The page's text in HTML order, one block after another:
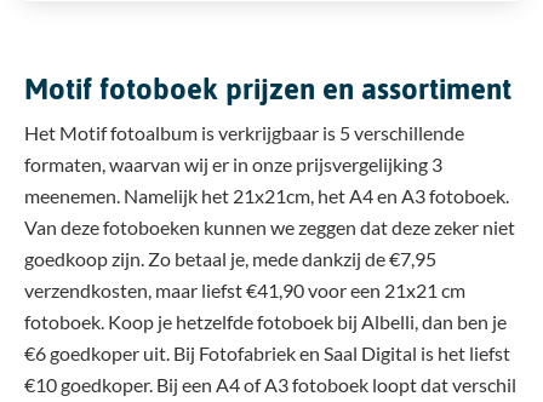
Motif fotoboek prijzen en assortiment
Het Motif fotoalbum is verkrijgbaar is 5 verschillende
formaten, waarvan wij er in onze prijsvergelijking 3
meenemen. Namelijk het 21x21cm, het A4 en A3 fotoboek.
Van deze fotoboeken kunnen we zeggen dat deze zeker niet
goedkoop zijn. Zo betaal je, mede dankzij de €7,95
verzendkosten, maar liefst €41,90 voor een 21x21 cm
fotoboek. Koop je hetzelfde fotoboek bij Albelli, dan ben je
€6 goedkoper uit. Bij Fotofabriek en Saal Digital is het liefst
€10 goedkoper. Bij een A4 of A3 fotoboek loopt dat verschil